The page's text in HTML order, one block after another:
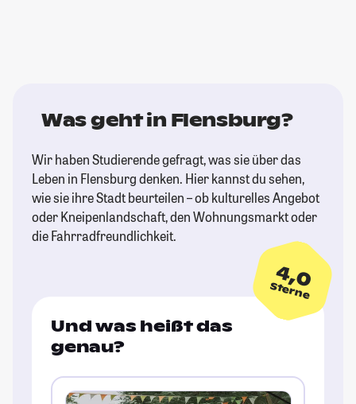
Was geht in Flensburg?
Wir haben Studierende gefragt, was sie über das
Leben in Flensburg denken. Hier kannst du sehen,
wie sie ihre Stadt beurteilen – ob kulturelles Angebot
oder Kneipenlandschaft, den Wohnungsmarkt oder
die Fahrradfreundlichkeit.
4,0
Sterne
Und was heißt das
genau?